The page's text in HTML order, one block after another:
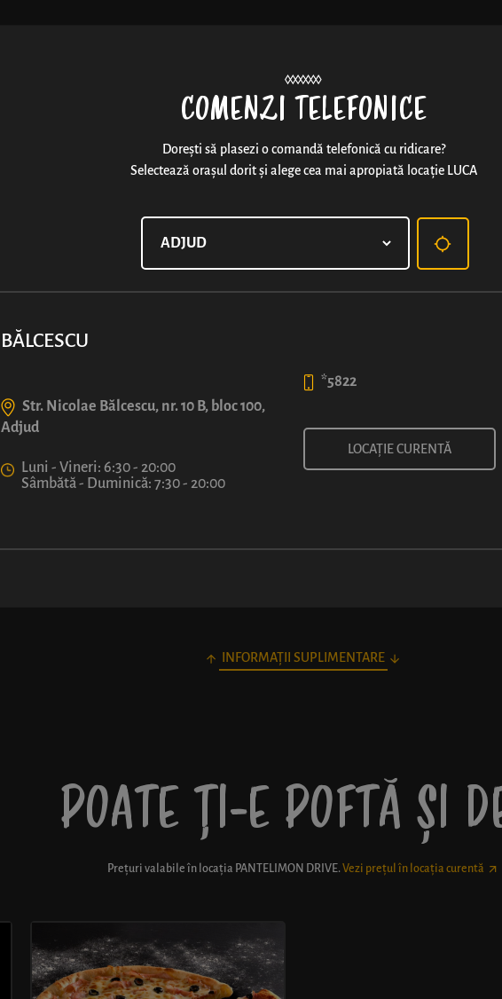
COVRIG CU UMPLUTURĂ
5 lei
INFORMAȚII SUPLIMENTARE
POATE ȚI-E POFTĂ ȘI
Prețuri valabile în locația PANTELIMON DRIVE. Vezi prețul în locația curentă
COMENZI TELEFONICE
Dorești să plasezi o comandă telefonică cu ridicare?
Selectează orașul dorit și alege cea mai apropiată locație LUCA
BĂLCESCU
Str. Nicolae Bălcescu, nr. 10 B, bloc 100,
Adjud
Luni - Vineri: 6:30 - 20:00
Sâmbătă - Duminică: 7:30 - 20:00
*5822
LOCAȚIE CURENTĂ